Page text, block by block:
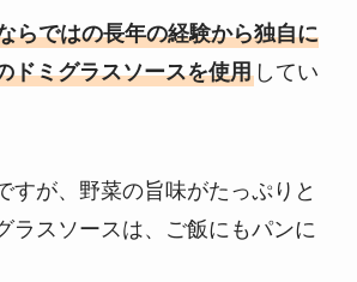
らではの長年の経験から独自に
ドミグラスソースを使用してい
すが、野菜の旨味がたっぷりと
ラスソースは、ご飯にもパンに